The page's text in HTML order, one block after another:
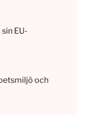
EU-
och